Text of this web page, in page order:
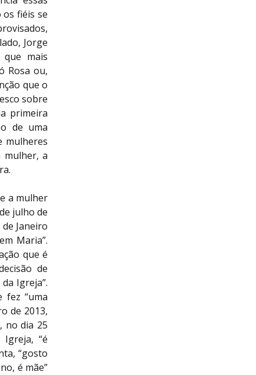
fiéis se
Jorge
mais
Rosa ou,
que o
sobre
primeira
de uma
mulheres
mulher, a
a mulher
julho de
Janeiro
Maria”.
que é
de
Igreja”.
fez “uma
de 2013,
no dia 25
“é
“gosto
é mãe”